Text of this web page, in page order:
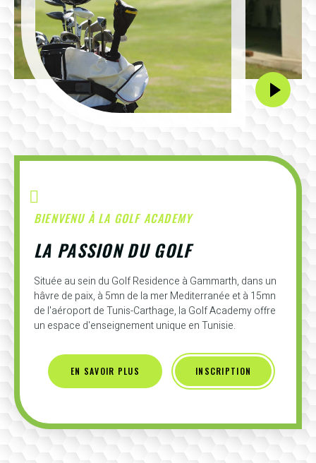
BIENVENU À LA GOLF ACADEMY
LA PASSION DU GOLF
Située au sein du Golf Residence à Gammarth, dans un
hâvre de paix, à 5mn de la mer Mediterranée et à 15mn
de l'aéroport de Tunis-Carthage, la Golf Academy offre
un espace d'enseignement unique en Tunisie.
EN SAVOIR PLUS INSCRIPTION